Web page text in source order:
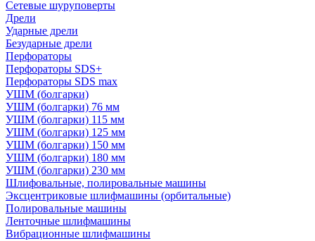
Сетевые шуруповерты
Дрели
Ударные дрели
Безударные дрели
Перфораторы
Перфораторы SDS+
Перфораторы SDS max
УШМ (болгарки)
УШМ (болгарки) 76 мм
УШМ (болгарки) 115 мм
УШМ (болгарки) 125 мм
УШМ (болгарки) 150 мм
УШМ (болгарки) 180 мм
УШМ (болгарки) 230 мм
Шлифовальные, полировальные машины
Эксцентриковые шлифмашины (орбитальные)
Полировальные машины
Ленточные шлифмашины
Вибрационные шлифмашины